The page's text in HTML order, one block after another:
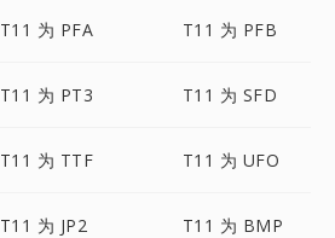
T11 为 PFA T11 为 PFB
T11 为 PT3 T11 为 SFD
T11 为 TTF T11 为 UFO
T11 为 JP2 T11 为 BMP